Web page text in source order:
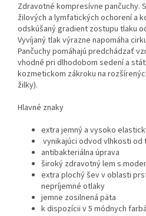
Zdravotné kompresívne pančuchy.
žilových a lymfatických ochorení a
odskúšaný gradient zostupu tlaku
Vyvíjaný tlak výrazne napomáha
Pančuchy pomáhajú predchádzať
vhodné pri dlhodobom sedení a
kozmetickom zákroku na
žilky).
Hlavné znaky
extra jemný a vysoko
vynikajúci odvod vlhkosti od
antibakteriálna úprava
široký zdravotný lem s
extra plochý šev v oblasti
nepríjemné otlaky
jemne zosilnená päta
k dispozícii v 5 módnych